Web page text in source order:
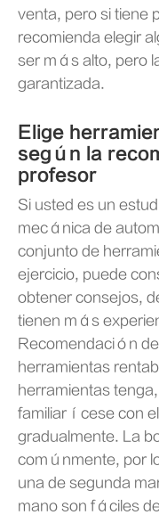
venta, pero si tiene
recomienda elegir
ser más alto, pero
garantizada.
Elige
según la
profesor
Si usted es un
mecánica de
conjunto de
ejercicio, puede
obtener consejos,
tienen más
Recomendación
herramientas
herramientas
familiarícese con
gradualmente. La
comúnmente, por
una de segunda
mano son fáciles